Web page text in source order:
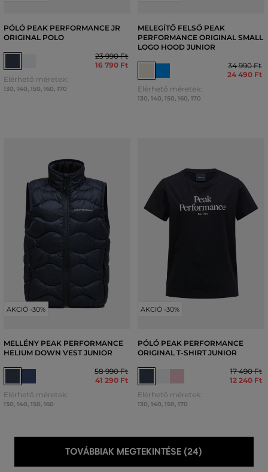
PÓLÓ PEAK PERFORMANCE JR
ORIGINAL POLO
23 990 Ft
16 790 Ft
Elérhető méretek:
130 140 150 160 170
MELEGÍTŐ FELSŐ PEAK
PERFORMANCE ORIGINAL SMALL
LOGO HOOD JUNIOR
34 990 Ft
24 490 Ft
Elérhető méretek:
130 140 150 160 170
AKCIÓ -30%
MELLÉNY PEAK PERFORMANCE
HELIUM DOWN VEST JUNIOR
58 990 Ft
41 290 Ft
Elérhető méretek:
130, 140, 150, 160
AKCIÓ -30%
PÓLÓ PEAK PERFORMANCE
ORIGINAL T-SHIRT JUNIOR
17 490 Ft
12 240 Ft
Elérhető méretek:
130, 140, 150, 170
TOVÁBBIAK MEGTEKINTÉSE (24)